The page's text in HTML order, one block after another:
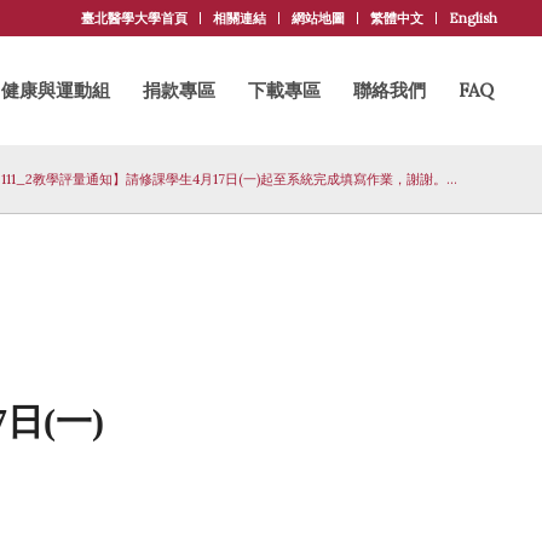
臺北醫學大學首頁 相關連結 網站地圖 繁體中文 English
健康與運動組 捐款專區 下載專區 聯絡我們 FAQ
教學評量通知】請修課學生4月17日(一)起至系統完成填寫作業，謝謝。...
(一)